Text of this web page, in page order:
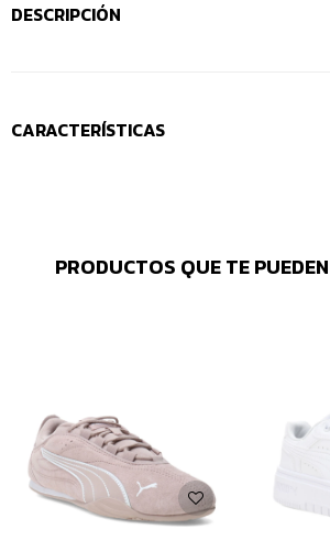
DESCRIPCIÓN
CARACTERÍSTICAS
PRODUCTOS QUE TE